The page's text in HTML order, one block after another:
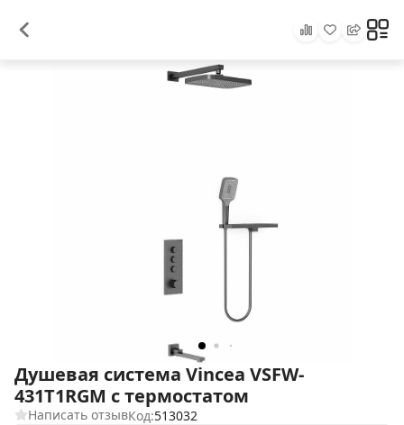
Душевая система Vincea VSFW-
431T1RGM с термостатом
Написать отзывКод:513032